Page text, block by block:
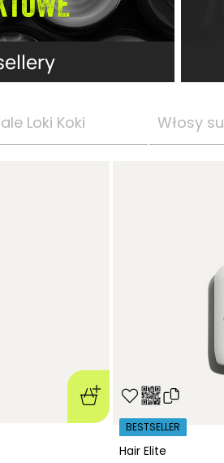
Loki Koki Włosy
Hair Elite
BESTSELLER